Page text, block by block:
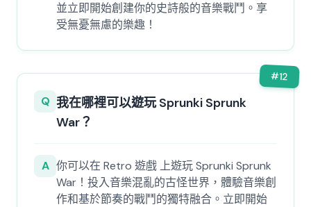
並立即開始創建你的史詩般的音樂戰鬥。享
受無憂無慮的樂趣！
#12
Q 我在哪裡可以遊玩 Sprunki Sprunk
War？
A 你可以在 Retro 遊戲 上遊玩 Sprunki Sprunk
War！投入音樂混亂的古怪世界，體驗音樂創
作和基於節奏的戰鬥的獨特融合。立即開始